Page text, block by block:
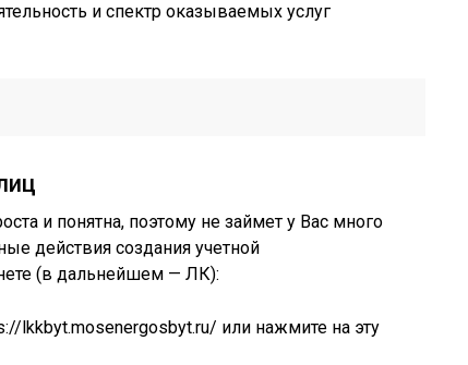
и спектр оказываемых услуг
и понятна, поэтому не займет у Вас много
действия создания учетной
(в дальнейшем — ЛК):
lkkbyt.mosenergosbyt.ru/ или нажмите на эту